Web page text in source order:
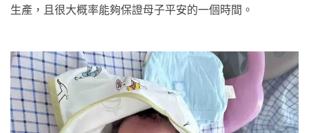
生產，且很大概率能夠保證母子平安的一個時間。